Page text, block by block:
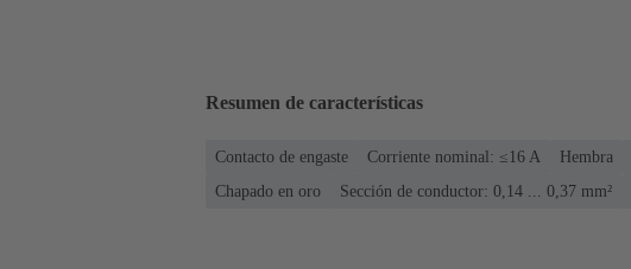
Resumen de características
Contacto de engaste Corriente nominal: ≤16 A Hembra
Chapado en oro
Sección de conductor: 0,14 ... 0,37 mm²